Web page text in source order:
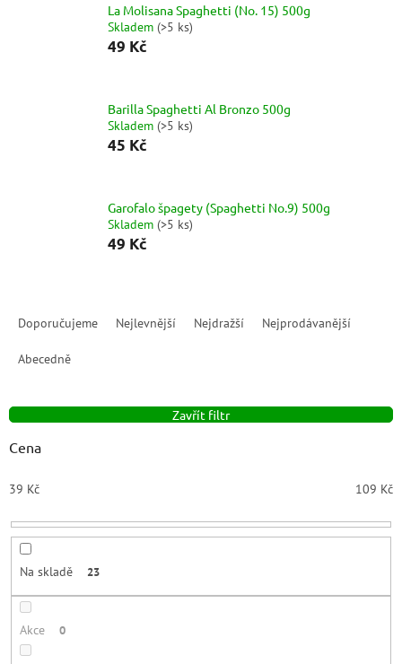
La Molisana Spaghetti (No. 15) 500g
Skladem (>5 ks)
49 Kč
Barilla Spaghetti Al Bronzo 500g
Skladem (>5 ks)
45 Kč
Garofalo špagety (Spaghetti No.9) 500g
Skladem (>5 ks)
49 Kč
p
r
o
d
u
k
t
Doporučujeme Nejlevnější Nejdražší Nejprodávanější
Abecedně
Zavřít filtr
Cena
39 Kč 109 Kč
Na skladě 23
Akce 0